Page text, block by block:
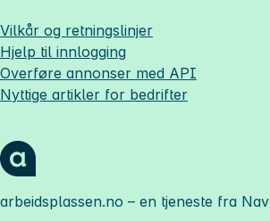
Vilkår og retningslinjer
Hjelp til innlogging
Overføre annonser med API
Nyttige artikler for bedrifter
arbeidsplassen.no – en tjeneste fra Nav